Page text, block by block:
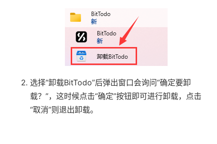
选择“卸载BitTodo”后弹出窗口会询问“确定要卸
载？”，这时候点击“确定”按钮即可进行卸载，点击
“取消”则退出卸载。